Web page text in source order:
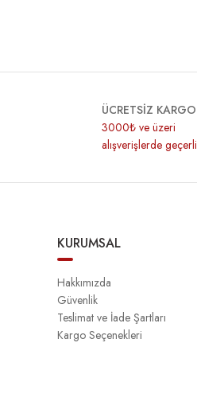
ÜCRETSİZ KARGO
3000₺ ve üzeri
alışverişlerde geçerli
KURUMSAL
Hakkımızda
Güvenlik
Teslimat ve İade Şartları
Kargo Seçenekleri